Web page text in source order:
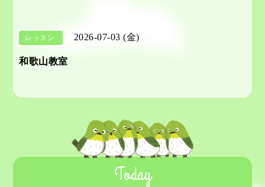
レッスン 2026-07-03 (金)
和歌山教室
Today